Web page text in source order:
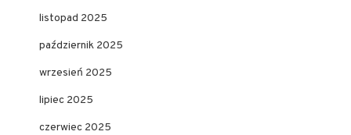
listopad 2025
październik 2025
wrzesień 2025
lipiec 2025
czerwiec 2025